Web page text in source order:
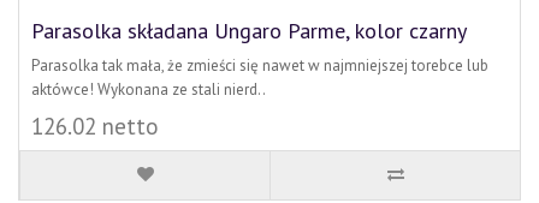
Parasolka składana Ungaro Parme, kolor czarny
Parasolka tak mała, że zmieści się nawet w najmniejszej torebce lub
aktówce! Wykonana ze stali nierd..
126.02 netto